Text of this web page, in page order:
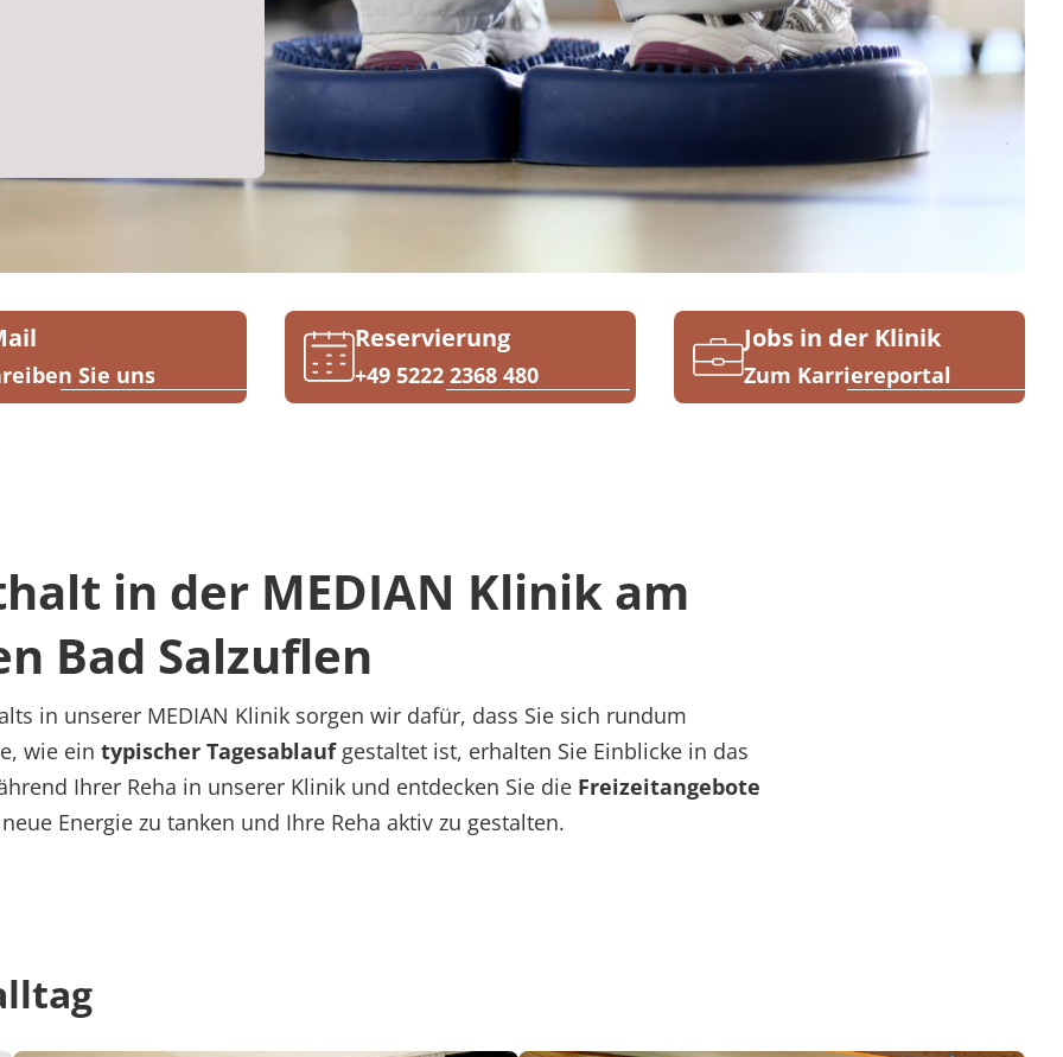
Sie uns
Reservierung
+49 5222 2368 480
Jobs in der Klinik
Zum Karriereportal
in der MEDIAN Klinik am
Bad Salzuflen
in unserer MEDIAN Klinik sorgen wir dafür, dass Sie sich rundum
wie ein typischer Tagesablaufgestaltet ist, erhalten Sie Einblicke in das
Ihrer Reha in unserer Klinik und entdecken Sie die Freizeitangebote
Energie zu tanken und Ihre Reha aktiv zu gestalten.